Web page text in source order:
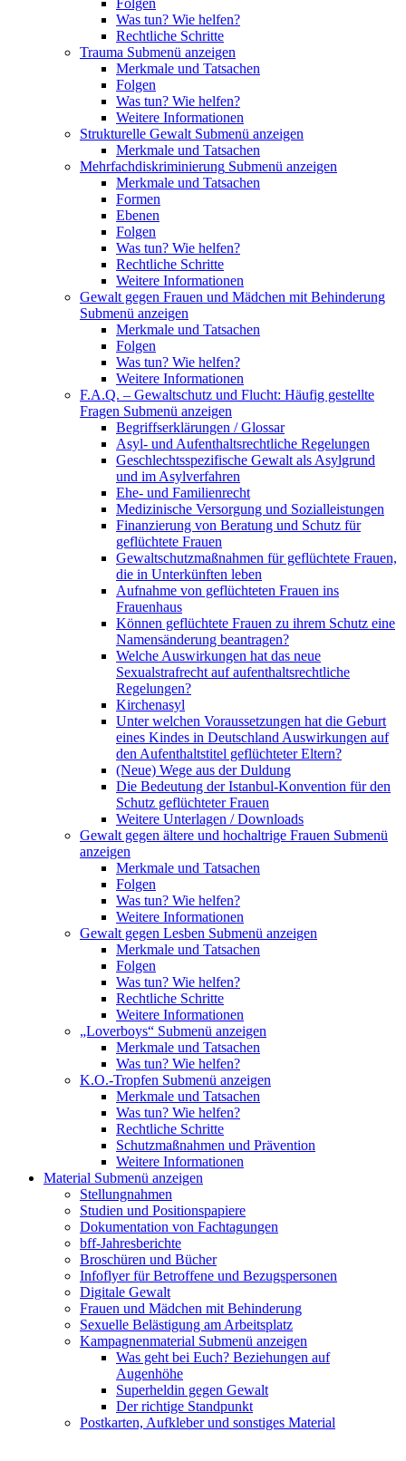
Folgen
Was tun? Wie helfen?
Rechtliche Schritte
Trauma Submenü anzeigen
Merkmale und Tatsachen
Folgen
Was tun? Wie helfen?
Weitere Informationen
Strukturelle Gewalt Submenü anzeigen
Merkmale und Tatsachen
Mehrfachdiskriminierung Submenü anzeigen
Merkmale und Tatsachen
Formen
Ebenen
Folgen
Was tun? Wie helfen?
Rechtliche Schritte
Weitere Informationen
Gewalt gegen Frauen und Mädchen mit Behinderung
Submenü anzeigen
Merkmale und Tatsachen
Folgen
Was tun? Wie helfen?
Weitere Informationen
F.A.Q. – Gewaltschutz und Flucht: Häufig gestellte
Fragen Submenü anzeigen
Begriffserklärungen / Glossar
Asyl- und Aufenthaltsrechtliche Regelungen
Geschlechtsspezifische Gewalt als Asylgrund
und im Asylverfahren
Ehe- und Familienrecht
Medizinische Versorgung und Sozialleistungen
Finanzierung von Beratung und Schutz für
geflüchtete Frauen
Gewaltschutzmaßnahmen für geflüchtete Frauen,
die in Unterkünften leben
Aufnahme von geflüchteten Frauen ins
Frauenhaus
Können geflüchtete Frauen zu ihrem Schutz eine
Namensänderung beantragen?
Welche Auswirkungen hat das neue
Sexualstrafrecht auf aufenthaltsrechtliche
Regelungen?
Kirchenasyl
Unter welchen Voraussetzungen hat die Geburt
eines Kindes in Deutschland Auswirkungen auf
den Aufenthaltstitel geflüchteter Eltern?
(Neue) Wege aus der Duldung
Die Bedeutung der Istanbul-Konvention für den
Schutz geflüchteter Frauen
Weitere Unterlagen / Downloads
Gewalt gegen ältere und hochaltrige Frauen Submenü
anzeigen
Merkmale und Tatsachen
Folgen
Was tun? Wie helfen?
Weitere Informationen
Gewalt gegen Lesben Submenü anzeigen
Merkmale und Tatsachen
Folgen
Was tun? Wie helfen?
Rechtliche Schritte
Weitere Informationen
„Loverboys“ Submenü anzeigen
Merkmale und Tatsachen
Was tun? Wie helfen?
K.O.-Tropfen Submenü anzeigen
Merkmale und Tatsachen
Was tun? Wie helfen?
Rechtliche Schritte
Schutzmaßnahmen und Prävention
Weitere Informationen
Material Submenü anzeigen
Stellungnahmen
Studien und Positionspapiere
Dokumentation von Fachtagungen
bff-Jahresberichte
Broschüren und Bücher
Infoflyer für Betroffene und Bezugspersonen
Digitale Gewalt
Frauen und Mädchen mit Behinderung
Sexuelle Belästigung am Arbeitsplatz
Kampagnenmaterial Submenü anzeigen
Was geht bei Euch? Beziehungen auf
Augenhöhe
Superheldin gegen Gewalt
Der richtige Standpunkt
Postkarten, Aufkleber und sonstiges Material